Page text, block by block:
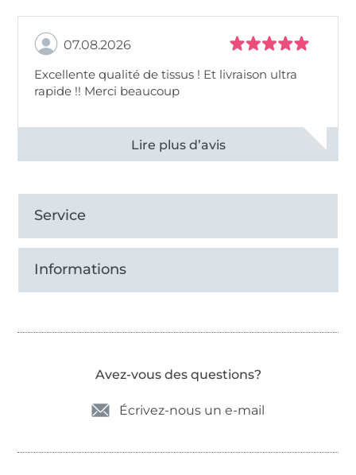
07.08.2026
Excellente qualité de tissus ! Et livraison ultra
rapide !! Merci beaucoup
Voir tous les 11496 commentaires
Service
Informations
Avez-vous des questions?
Écrivez-nous un e-mail